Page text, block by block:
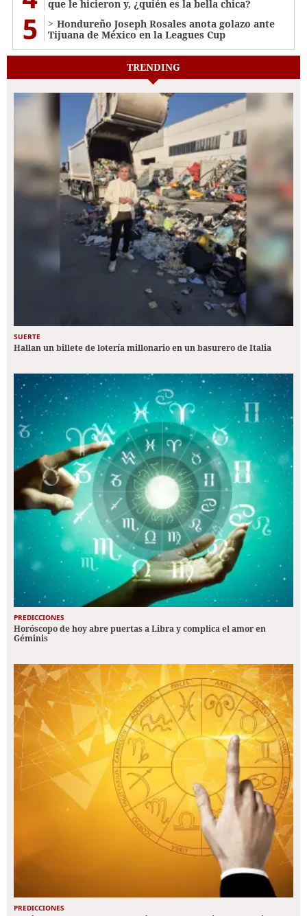
que le hicieron y, ¿quién es la bella chica?
5
Hondureño Joseph Rosales anota golazo ante
Tijuana de México en la Leagues Cup
TRENDING
SUERTE
Hallan un billete de lotería millonario en un basurero de Italia
PREDICCIONES
Horóscopo de hoy abre puertas a Libra y complica el amor en
Géminis
PREDICCIONES